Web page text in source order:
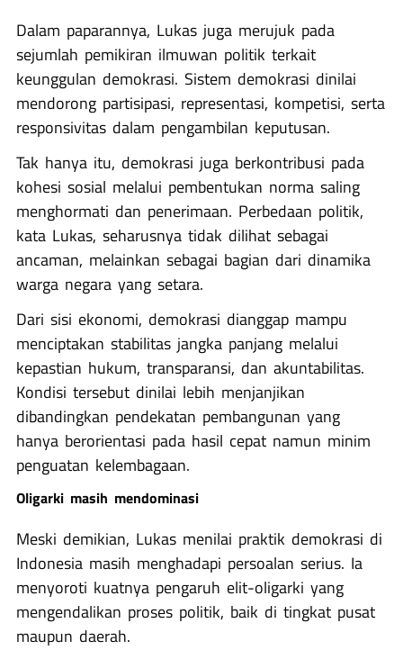
Dalam paparannya, Lukas juga merujuk pada
sejumlah pemikiran ilmuwan politik terkait
keunggulan demokrasi. Sistem demokrasi dinilai
mendorong partisipasi, representasi, kompetisi, serta
responsivitas dalam pengambilan keputusan.
Tak hanya itu, demokrasi juga berkontribusi pada
kohesi sosial melalui pembentukan norma saling
menghormati dan penerimaan. Perbedaan politik,
kata Lukas, seharusnya tidak dilihat sebagai
ancaman, melainkan sebagai bagian dari dinamika
warga negara yang setara.
Dari sisi ekonomi, demokrasi dianggap mampu
menciptakan stabilitas jangka panjang melalui
kepastian hukum, transparansi, dan akuntabilitas.
Kondisi tersebut dinilai lebih menjanjikan
dibandingkan pendekatan pembangunan yang
hanya berorientasi pada hasil cepat namun minim
penguatan kelembagaan.
Oligarki masih mendominasi
Meski demikian, Lukas menilai praktik demokrasi di
Indonesia masih menghadapi persoalan serius. Ia
menyoroti kuatnya pengaruh elit-oligarki yang
mengendalikan proses politik, baik di tingkat pusat
maupun daerah.